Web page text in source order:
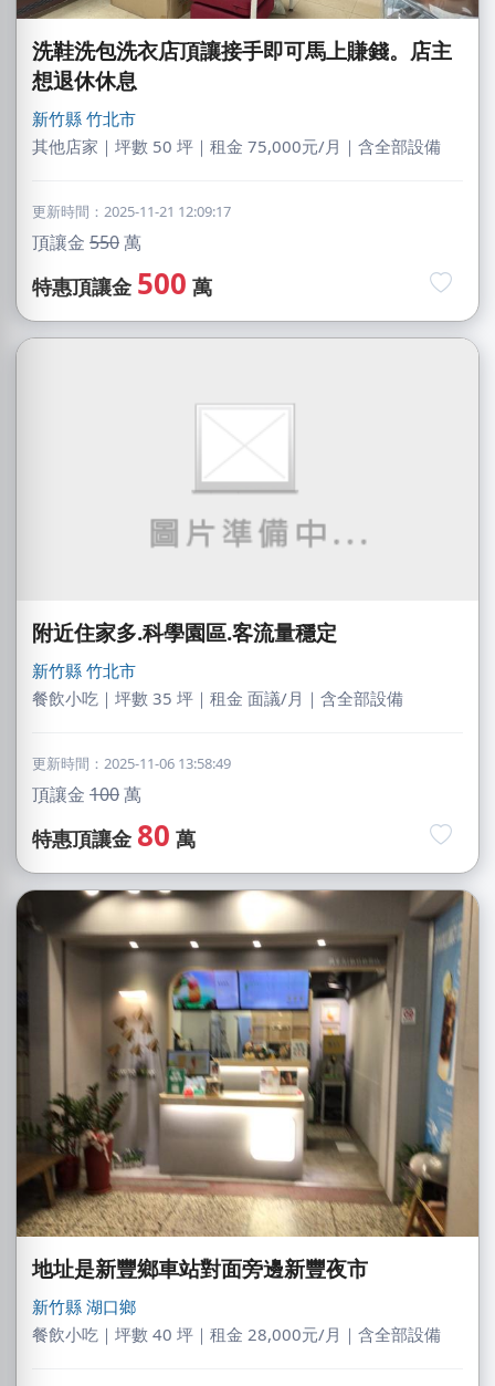
洗鞋洗包洗衣店頂讓接手即可馬上賺錢。店主
想退休休息
新竹縣 竹北市
其他店家｜坪數 50 坪｜租金 75,000元/月｜含全部設備
更新時間：2025-11-21 12:09:17
頂讓金 550萬
特惠頂讓金 500 萬
附近住家多.科學園區.客流量穩定
新竹縣 竹北市
餐飲小吃｜坪數 35 坪｜租金 面議/月｜含全部設備
更新時間：2025-11-06 13:58:49
頂讓金 100萬
特惠頂讓金 80 萬
地址是新豐鄉車站對面旁邊新豐夜市
新竹縣 湖口鄉
餐飲小吃｜坪數 40 坪｜租金 28,000元/月｜含全部設備